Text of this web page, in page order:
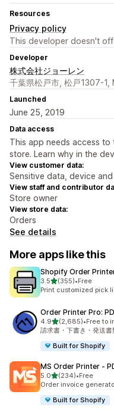
Resources
Privacy policy
This developer doesn't
Developer
株式会社ジョーレン
千葉県松戸市, 松戸1307-
Launched
June 25, 2019
Data access
This app needs access
store. Learn why in the
View customer data:
Sensitive data, device
View staff and contributor
Store owner
View store data:
Orders
See details
More apps like this
Shopify Order
3.5out of 5 stars
(355)
355 total reviews
•Free
Print customized pick
Order Printer Pro:
4.9out of 5 stars
(2,685)
2685 total reviews
•Free to
請求書・下書き・発送
Built for Shopify
MS Order Printer ‑
5.0out of 5 stars
(234)
234 total reviews
•Free
Order invoice
Built for Shopify